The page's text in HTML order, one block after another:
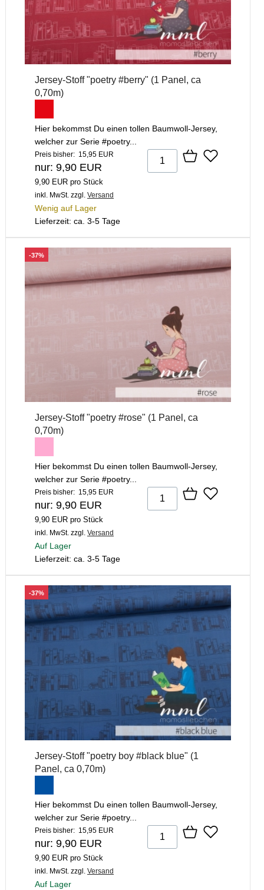
Jersey-Stoff "poetry #berry" (1 Panel, ca
0,70m)
Hier bekommst Du einen tollen Baumwoll-Jersey,
welcher zur Serie #poetry...
Preis bisher: 15,95 EUR
nur: 9,90 EUR
9,90 EUR pro Stück
inkl. MwSt. zzgl. Versand
Wenig auf Lager
Lieferzeit: ca. 3-5 Tage
-37%
Jersey-Stoff "poetry #rose" (1 Panel, ca
0,70m)
Hier bekommst Du einen tollen Baumwoll-Jersey,
welcher zur Serie #poetry...
Preis bisher: 15,95 EUR
nur: 9,90 EUR
9,90 EUR pro Stück
inkl. MwSt. zzgl. Versand
Auf Lager
Lieferzeit: ca. 3-5 Tage
-37%
Jersey-Stoff "poetry boy #black blue" (1
Panel, ca 0,70m)
Hier bekommst Du einen tollen Baumwoll-Jersey,
welcher zur Serie #poetry...
Preis bisher: 15,95 EUR
nur: 9,90 EUR
9,90 EUR pro Stück
inkl. MwSt. zzgl. Versand
Auf Lager